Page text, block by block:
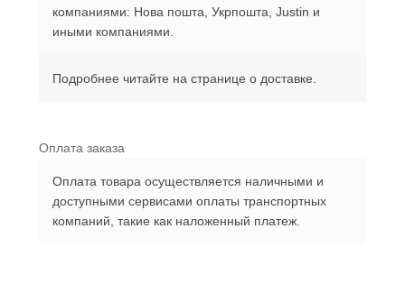
компаниями: Нова пошта, Укрпошта, Justin и
иными компаниями.
Подробнее читайте на странице о доставке.
Оплата заказа
Оплата товара осуществляется наличными и
доступными сервисами оплаты транспортных
компаний, такие как наложенный платеж.